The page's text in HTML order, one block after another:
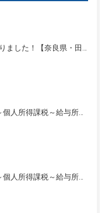
令和7年度税制改正～個人所得課税～給与所得控除と基礎控除の引き上げ③奈良県・田中智之税理士事務所】
令和7年度税制改正～個人所得課税～給与所得控除と基礎控除の引き上げ②【奈良県・田中智之税理士事務所】